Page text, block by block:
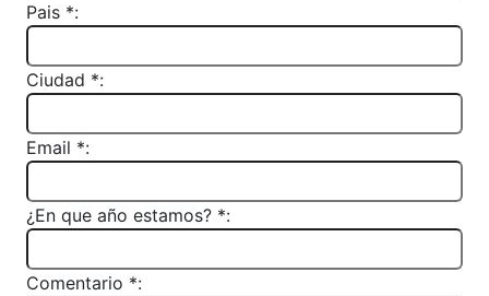
Pais *:
Ciudad *:
Email *:
¿En que año estamos? *:
Comentario *: